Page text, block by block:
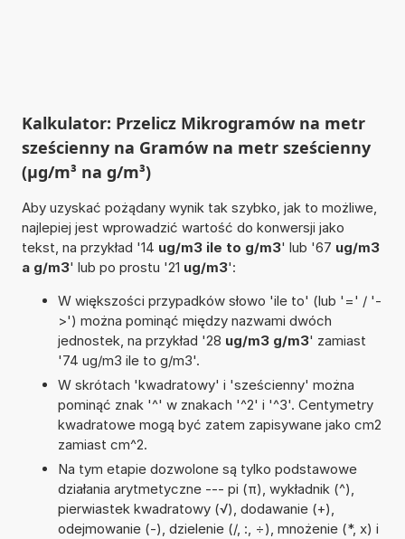
Kalkulator: Przelicz Mikrogramów na metr
sześcienny na Gramów na metr sześcienny
(µg/m³ na g/m³)
Aby uzyskać pożądany wynik tak szybko, jak to możliwe,
najlepiej jest wprowadzić wartość do konwersji jako
tekst, na przykład '14 ug/m3 ile to g/m3' lub '67 ug/m3
a g/m3' lub po prostu '21 ug/m3':
W większości przypadków słowo 'ile to' (lub '=' / '-
>') można pominąć między nazwami dwóch
jednostek, na przykład '28 ug/m3 g/m3' zamiast
'74 ug/m3 ile to g/m3'.
W skrótach 'kwadratowy' i 'sześcienny' można
pominąć znak '^' w znakach '^2' i '^3'. Centymetry
kwadratowe mogą być zatem zapisywane jako cm2
zamiast cm^2.
Na tym etapie dozwolone są tylko podstawowe
działania arytmetyczne --- pi (π), wykładnik (^),
pierwiastek kwadratowy (√), dodawanie (+),
odejmowanie (-), dzielenie (/, :, ÷), mnożenie (*, x) i